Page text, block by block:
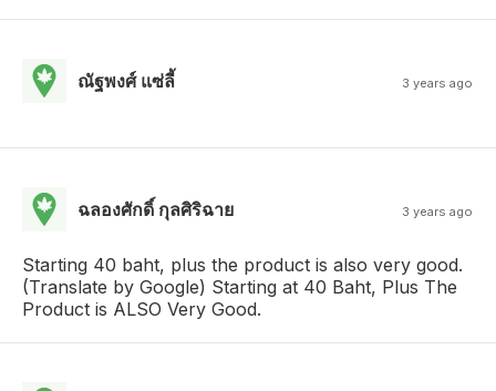
ณัฐพงศ์ แซ่ลี้ 3 years ago
ฉลองศักดิ์ กุลศิริฉาย 3 years ago
Starting 40 baht, plus the product is also very good.
(Translate by Google) Starting at 40 Baht, Plus The
Product is ALSO Very Good.